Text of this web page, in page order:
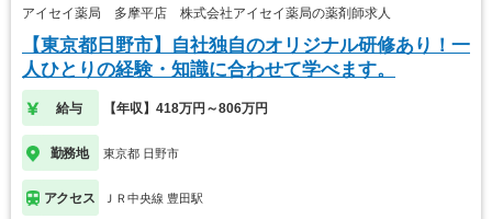
アイセイ薬局 多摩平店 株式会社アイセイ薬局の薬剤師求人
【東京都日野市】自社独自のオリジナル研修あり！一
人ひとりの経験・知識に合わせて学べます。
給与 【年収】418万円～806万円
勤務地 東京都 日野市
アクセス ＪＲ中央線 豊田駅